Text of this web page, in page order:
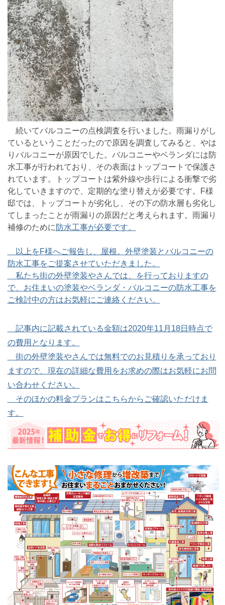
続いてバルコニーの点検調査を行いました。雨漏りがし
ているということだったので原因を調査してみると、やは
りバルコニーが原因でした。バルコニーやベランダには防
水工事が行われており、その表面はトップコートで保護さ
れています。トップコートは紫外線や歩行による衝撃で劣
化していきますので、定期的な塗り替えが必要です。F様
邸では、トップコートが劣化し、その下の防水層も劣化し
てしまったことが雨漏りの原因だと考えられます。雨漏り
補修のために 防水工事が必要です。
以上をF様へご報告し、屋根。外壁塗装とバルコニーの
防水工事をご提案させていただきました。
私たち街の外壁塗装やさんでは、
を行っておりますの
で、お住まいの塗装やベランダ・バルコニーの防水工事を
ご検討中の方はお気軽にご連絡ください。
記事内に記載されている金額は2020年11月18日時点で
の費用となります。
街の外壁塗装やさんでは無料でのお見積りを承っており
ますので、現在の詳細な費用をお求めの際はお気軽にお問
い合わせください。
そのほかの料金プランはこちらからご確認いただけま
す。